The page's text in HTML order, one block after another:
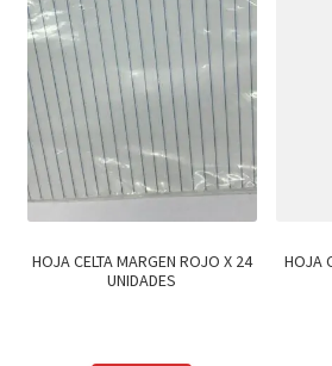
Textos (ver sub cats) (118)
TEXTOS EN INGLES (39)
TEXTOS INGLES (49)
Varios (749)
HOJA CELTA MARGEN ROJO X 24
UNIDADES
HOJA